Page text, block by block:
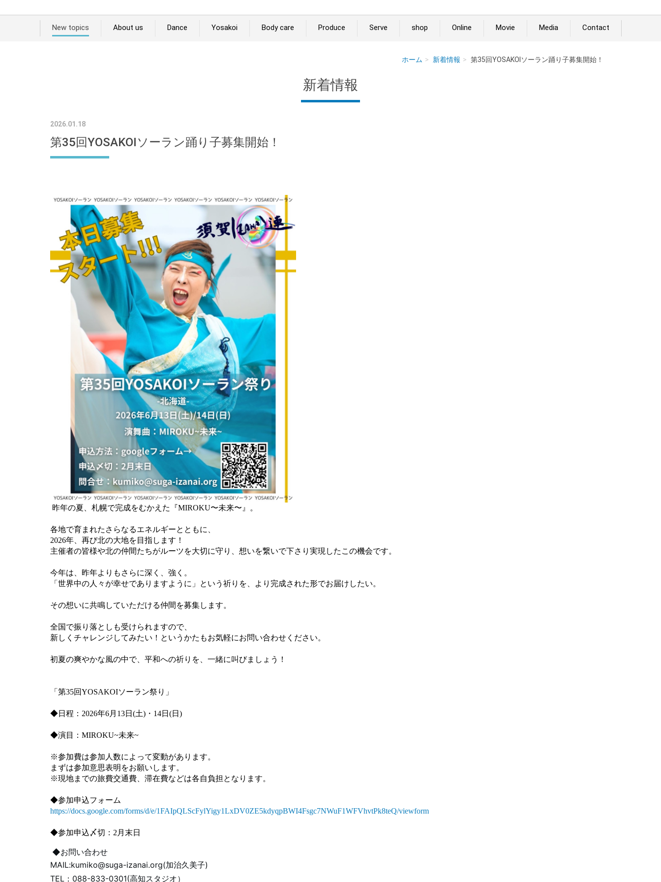
New topics About us Dance Yosakoi Body care Produce Serve shop Online Movie Media Contact
ホーム 新着情報 第35回YOSAKOIソーラン踊り子募集開始！
新着情報
2026.01.18
第35回YOSAKOIソーラン踊り子募集開始！
昨年の夏、札幌で完成をむかえた『MIROKU〜未来〜』。
各地で育まれたさらなるエネルギーとともに、
2026年、再び北の大地を目指します！
主催者の皆様や北の仲間たちがルーツを大切に守り、想いを繋いで下さり実現したこの機会です。
今年は、昨年よりもさらに深く、強く。
「世界中の人々が幸せでありますように」という祈りを、より完成された形でお届けしたい。
その想いに共鳴していただける仲間を募集します。
全国で振り落としも受けられますので、
新しくチャレンジしてみたい！というかたもお気軽にお問い合わせください。
初夏の爽やかな風の中で、平和への祈りを、一緒に叫びましょう！
「第35回YOSAKOIソーラン祭り」
◆日程：2026年6月13日(土)・14日(日)
◆演目：MIROKU~未来~
※参加費は参加人数によって変動があります。
まずは参加意思表明をお願いします。
※現地までの旅費交通費、滞在費などは各自負担となります。
◆参加申込フォーム
https://docs.google.com/forms/d/e/1FAIpQLScFylYigy1LxDV0ZE5kdyqpBWI4Fsgc7NWuF1WFVhvtPk8teQ/viewform
◆参加申込〆切：2月末日
◆お問い合わせ
MAIL:kumiko@suga-izanai.org(加治久美子)
TEL：088-833-0301(高知スタジオ）